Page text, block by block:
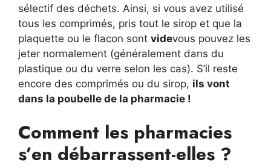
sélectif des déchets. Ainsi, si vous avez utilisé
tous les comprimés, pris tout le sirop et que la
plaquette ou le flacon sont videvous pouvez les
jeter normalement (généralement dans du
plastique ou du verre selon les cas). S’il reste
encore des comprimés ou du sirop, ils vont
dans la poubelle de la pharmacie !
Comment les pharmacies
s’en débarrassent-elles ?